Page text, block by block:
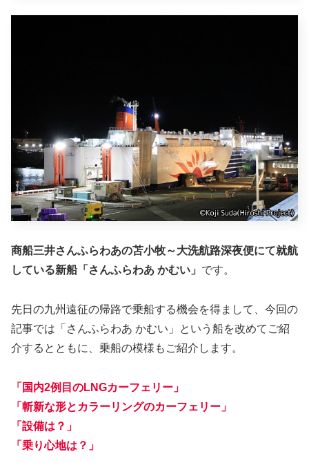
商船三井さんふらわあの苫小牧～大洗航路深夜便にて就航
している新船「さんふらわあ かむい」 です。
先日の九州遠征の帰路で乗船する機会を得まして、今回の
記事では「さんふらわあ かむい」という船を改めてご紹
介するとともに、乗船の模様もご紹介します。
「国内2例目のLNGカーフェリー」
「斬新な形とカラーリングのカーフェリー」
「設備は？」
「乗り心地は？」